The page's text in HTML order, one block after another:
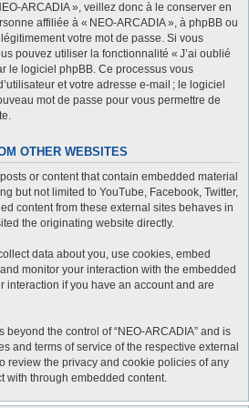
ARCADIA », veillez donc à le conserver en
affiliée à « NEO-ARCADIA », à phpBB ou
votre mot de passe. Si vous
pouvez utiliser la fonctionnalité « J’ai oublié
le logiciel phpBB. Ce processus vous
et votre adresse e-mail ; le logiciel
mot de passe pour vous permettre de
OTHER WEBSITES
or content that contain embedded material
but not limited to YouTube, Facebook, Twitter,
content from these external sites behaves in
the originating website directly.
data about you, use cookies, embed
monitor your interaction with the embedded
interaction if you have an account and are
beyond the control of “NEO-ARCADIA” and is
and terms of service of the respective external
review the privacy and cookie policies of any
with through embedded content.